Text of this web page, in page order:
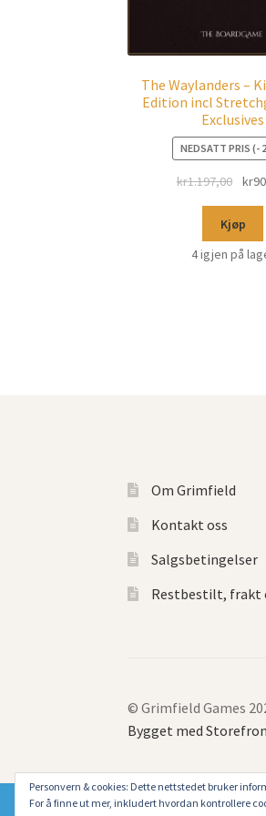
The Waylanders –
Edition incl
Exclusives
NEDSATT PRIS (-
kr1.197,00 kr
Kjøp
4 igjen på
Om Grimfield
Kontakt oss
Salgsbetingelser
Restbestilt, frakt
© Grimfield Games
Bygget med
Ting tar ekstra lang tid hos
Personvern & cookies: Dette nettstedet bruker
For å finne ut mer, inkludert hvordan kontrollere